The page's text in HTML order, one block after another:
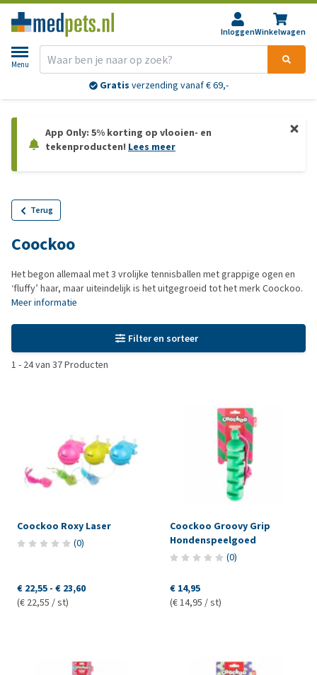
InloggenWinkelwagen
Menu
Gratis verzending vanaf € 69,-
App Only: 5% korting op vlooien- en
tekenproducten! Lees meer
Terug
Coockoo
Het begon allemaal met 3 vrolijke tennisballen met grappige ogen en
‘fluffy’ haar, maar uiteindelijk is het uitgegroeid tot het merk Coockoo.
Meer informatie
Filter en sorteer
1 - 24van 37Producten
Coockoo Roxy Laser
(0)
€ 22,55 - € 23,60
(€ 22,55 / st)
Coockoo Groovy Grip
Hondenspeelgoed
(0)
€ 14,95
(€ 14,95 / st)